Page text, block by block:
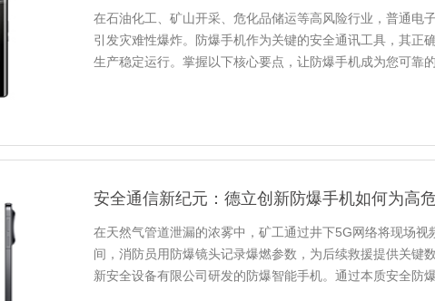
在石油化工、矿山开采、危化品储运等高风险行业，普通电
引发灾难性爆炸。防爆手机作为关键的安全通讯工具，其正
生产稳定运行。掌握以下核心要点，让防爆手机成为您可靠
安全通信新纪元：德立创新防爆手机如何为高
在天然气管道泄漏的浓雾中，矿工通过井下5G网络将现场
间，消防员用防爆镜头记录爆燃参数，为后续救援提供关
新安全设备有限公司研发的防爆智能手机。通过本质安全防